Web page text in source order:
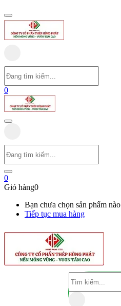
0
0
Giỏ hàng0
Bạn chưa chọn sản phẩm nào
Tiếp tục mua hàng